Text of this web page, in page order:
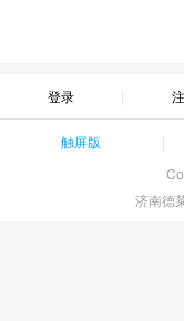
登录
触屏版
济南德